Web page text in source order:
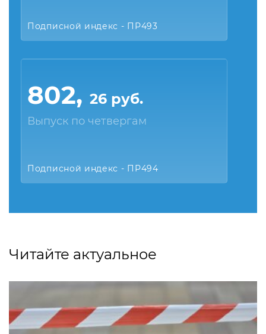
Подписной индекс - ПР493
802, 26 руб.
Выпуск по четвергам
Подписной индекс - ПР494
Читайте актуальное